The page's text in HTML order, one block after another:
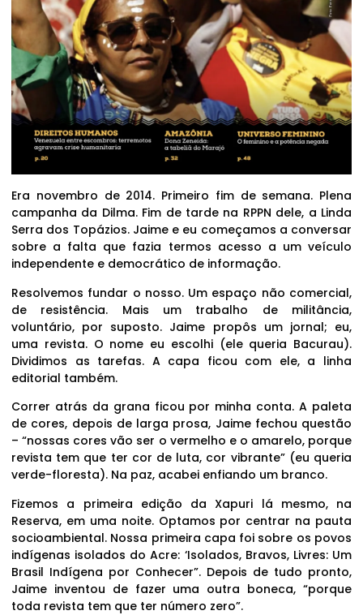
Era novembro de 2014. Primeiro fim de semana. Plena
campanha da Dilma. Fim de tarde na RPPN dele, a Linda
Serra dos Topázios. Jaime e eu começamos a conversar
sobre a falta que fazia termos acesso a um veículo
independente e democrático de informação.
Resolvemos fundar o nosso. Um espaço não comercial,
de resistência. Mais um trabalho de militância,
voluntário, por suposto. Jaime propôs um jornal; eu,
uma revista. O nome eu escolhi (ele queria Bacurau).
Dividimos as tarefas. A capa ficou com ele, a linha
editorial também.
Correr atrás da grana ficou por minha conta. A paleta
de cores, depois de larga prosa, Jaime fechou questão
– “nossas cores vão ser o vermelho e o amarelo, porque
revista tem que ter cor de luta, cor vibrante” (eu queria
verde-floresta). Na paz, acabei enfiando um branco.
Fizemos a primeira edição da Xapuri lá mesmo, na
Reserva, em uma noite. Optamos por centrar na pauta
socioambiental. Nossa primeira capa foi sobre os povos
indígenas isolados do Acre: ‘Isolados, Bravos, Livres: Um
Brasil Indígena por Conhecer”. Depois de tudo pronto,
Jaime inventou de fazer uma outra boneca, “porque
toda revista tem que ter número zero”.